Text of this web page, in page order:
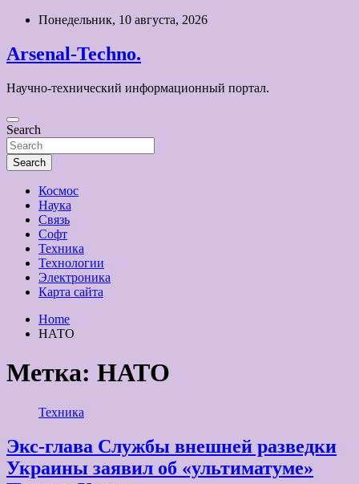
Skip
content
Понедельник, 10 августа, 2026
Arsenal-Techno.
Научно-технический информационный портал.
Search
Search
Космос
Наука
Связь
Софт
Техника
Технологии
Электроника
Карта сайта
Home
НАТО
Метка: НАТО
Техника
Экс-глава Службы внешней разведки
Украины заявил об «ультиматуме»